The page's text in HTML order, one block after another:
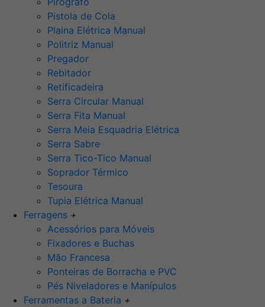
Pistola de Cola
Plaina Elétrica Manual
Politriz Manual
Pregador
Rebitador
Retificadeira
Serra Circular Manual
Serra Fita Manual
Serra Meia Esquadria Elétrica
Serra Sabre
Serra Tico-Tico Manual
Soprador Térmico
Tesoura
Tupia Elétrica Manual
Ferragens +
Acessórios para Móveis
Fixadores e Buchas
Mão Francesa
Ponteiras de Borracha e PVC
Pés Niveladores e Manípulos
Ferramentas a Bateria +